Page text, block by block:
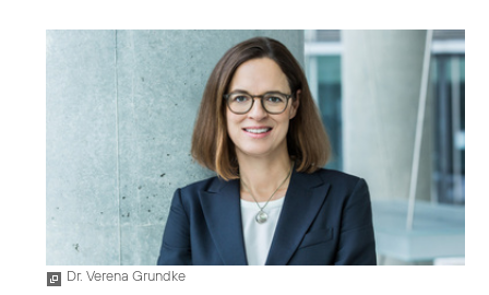
Dr. Verena Grundke